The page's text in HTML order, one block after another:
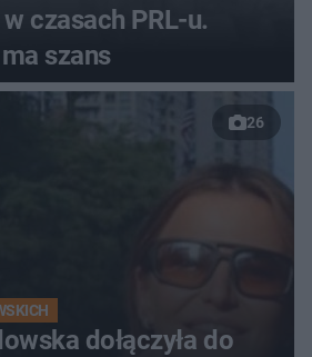
czasach PRL-u.
szans
26
dołączyła do